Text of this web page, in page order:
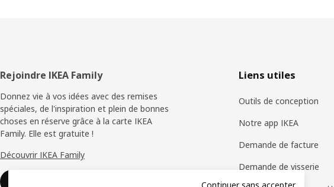
Pied
de
page
Rejoindre IKEA Family
Donnez vie à vos idées avec des remises
spéciales, de l'inspiration et plein de bonnes
choses en réserve grâce à la carte IKEA
Family. Elle est gratuite !
Découvrir IKEA Family
Liens utiles
Outils de conception
Notre app IKEA
Demande de facture
Demande de visserie